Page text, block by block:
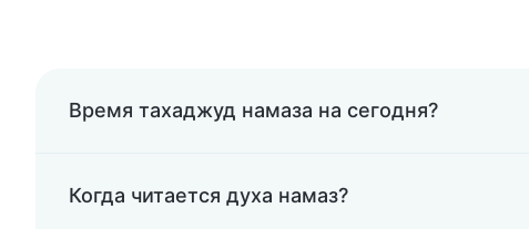
Время тахаджуд намаза на сегодня?
Когда читается духа намаз?